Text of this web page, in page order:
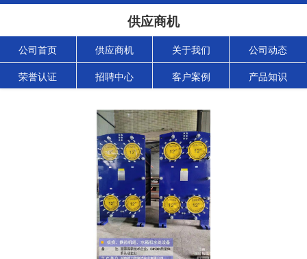
供应商机
公司首页 供应商机 关于我们 公司动态
荣誉认证 招聘中心 客户案例 产品知识